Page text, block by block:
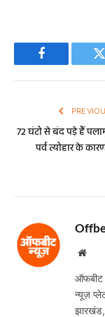
Facebook
72 घंटो से बंद पड़े हैं
पर्व त्योहार के
ऑफबीट
न्यूज़
झारखंड,